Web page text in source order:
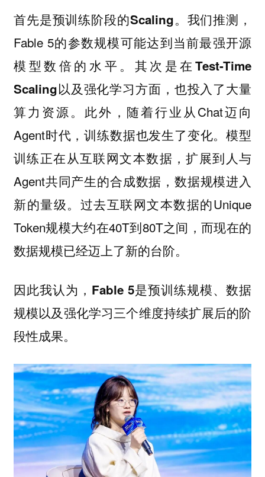
首先是预训练阶段的Scaling。我们推测，
Fable 5的参数规模可能达到当前最强开源
模型数倍的水平。其次是在Test-Time
Scaling以及强化学习方面，也投入了大量
算力资源。此外，随着行业从Chat迈向
Agent时代，训练数据也发生了变化。模型
训练正在从互联网文本数据，扩展到人与
Agent共同产生的合成数据，数据规模进入
新的量级。过去互联网文本数据的Unique
Token规模大约在40T到80T之间，而现在的
数据规模已经迈上了新的台阶。
因此我认为， Fable 5是预训练规模、数据
规模以及强化学习三个维度持续扩展后的阶
段性成果。